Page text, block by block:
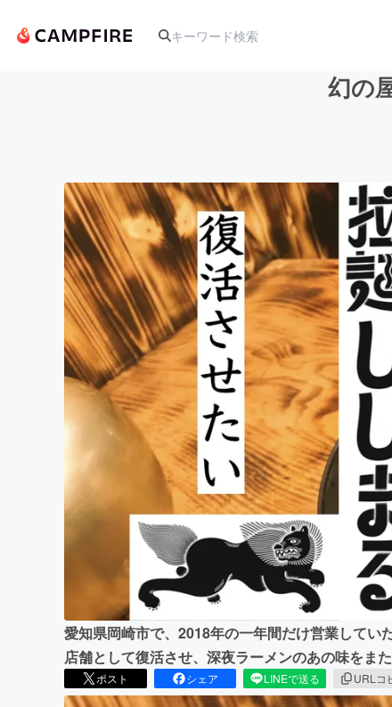
アート・写真
テクノロジー・ガジェット
映像・映画
ビジネス・起業
まちづくり・地域活性化
幻の
愛知県岡崎市で、2018年の一年間だけ営業して
店舗として復活させ、深夜ラーメンのあの味をま
ポスト シェア LINEで送る URLコ